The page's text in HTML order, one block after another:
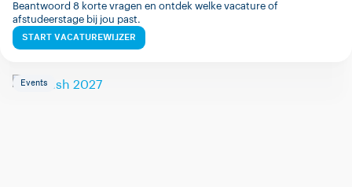
Beantwoord 8 korte vragen en ontdek welke vacature of
afstudeerstage bij jou past.
START VACATUREWIJZER
Events